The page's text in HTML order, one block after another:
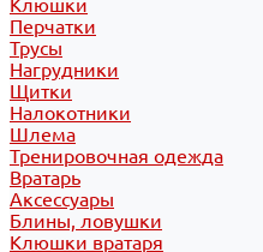
Клюшки
Перчатки
Трусы
Нагрудники
Щитки
Налокотники
Шлема
Тренировочная одежда
Вратарь
Аксессуары
Блины, ловушки
Клюшки вратаря